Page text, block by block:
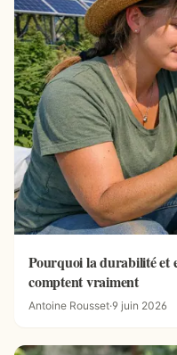
Pourquoi la durabilité et
comptent vraiment
Antoine Rousset·9 juin 2026